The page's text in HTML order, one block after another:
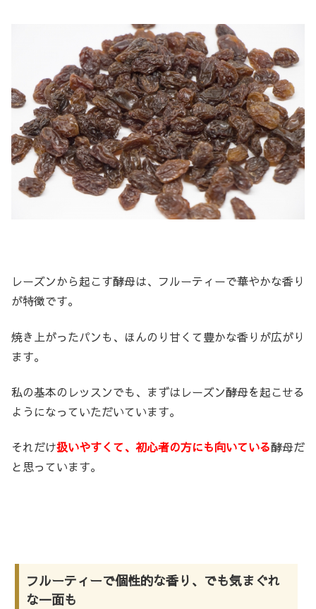
レーズンから起こす酵母は、フルーティーで華やかな香り
が特徴です。
焼き上がったパンも、ほんのり甘くて豊かな香りが広がり
ます。
私の基本のレッスンでも、まずはレーズン酵母を起こせる
ようになっていただいています。
それだけ扱いやすくて、初心者の方にも向いている酵母だ
と思っています。
フルーティーで個性的な香り、でも気まぐれ
な一面も